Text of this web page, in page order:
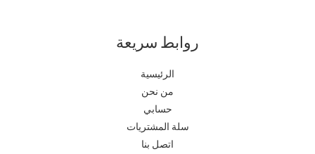
روابط سريعة
الرئيسية
من نحن
حسابي
سلة المشتريات
اتصل بنا